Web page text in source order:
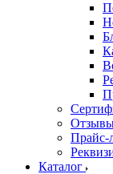
Прайс-
Каталог